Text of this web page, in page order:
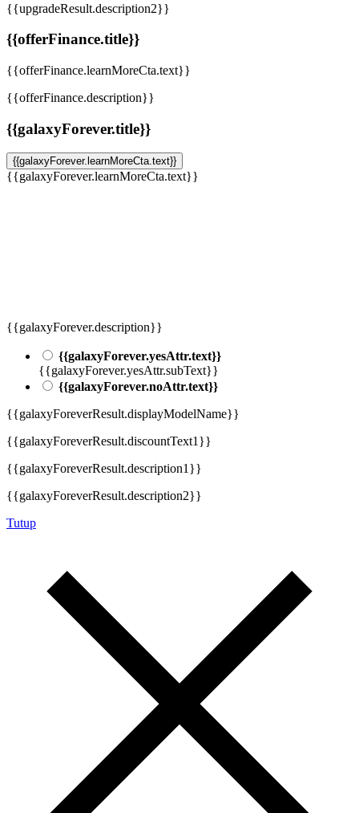
{{upgradeResult.description2}}
{{offerFinance.title}}
{{offerFinance.learnMoreCta.text}}
{{offerFinance.description}}
{{galaxyForever.title}}
{{galaxyForever.learnMoreCta.text}}
{{galaxyForever.learnMoreCta.text}}
{{galaxyForever.description}}
{{galaxyForever.yesAttr.text}}
{{galaxyForever.yesAttr.subText}}
{{galaxyForever.noAttr.text}}
{{galaxyForeverResult.displayModelName}}
{{galaxyForeverResult.discountText1}}
{{galaxyForeverResult.description1}}
{{galaxyForeverResult.description2}}
Tutup